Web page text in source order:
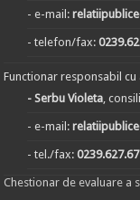
- e-mail:
- telefon/fax:
Functionar responsabil
- Serbu Violeta,
- e-mail:
- tel./fax:
Chestionar de evaluare a